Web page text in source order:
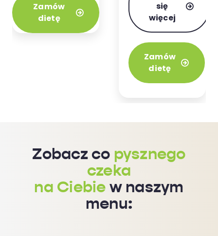
Zamów
dietę
dobrze
zbilansowanego
odżywiania.
się
więcej
Zamów
dietę
Zobacz co pysznego
czeka
na Ciebie w naszym
menu: